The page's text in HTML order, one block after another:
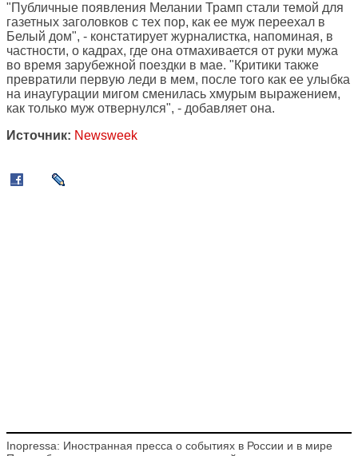
"Публичные появления Мелании Трамп стали темой для
газетных заголовков с тех пор, как ее муж переехал в
Белый дом", - констатирует журналистка, напоминая, в
частности, о кадрах, где она отмахивается от руки мужа
во время зарубежной поездки в мае. "Критики также
превратили первую леди в мем, после того как ее улыбка
на инаугурации мигом сменилась хмурым выражением,
как только муж отвернулся", - добавляет она.
Источник: Newsweek
Inopressa: Иностранная пресса о событиях в России и в мире